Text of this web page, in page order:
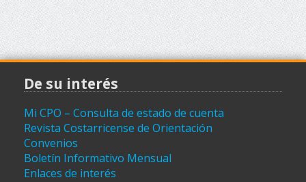
De su interés
Mi CPO – Consulta de estado de cuenta
Revista Costarricense de Orientación
Convenios
Boletín Informativo Mensual
Enlaces de interés